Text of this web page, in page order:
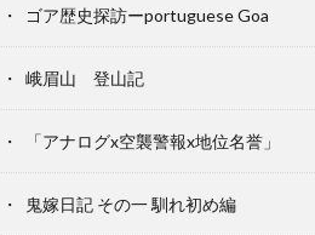
ゴア歴史探訪ーportuguese Goa
峨眉山 登山記
「アナログx空襲警報x地位名誉」
鬼嫁日記 その一 馴れ初め編